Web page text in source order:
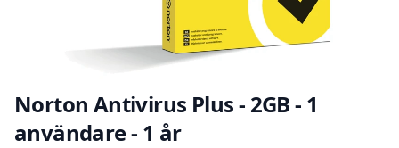
Norton Antivirus Plus - 2GB - 1
användare - 1 år